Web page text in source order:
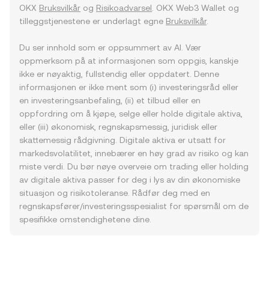
OKX Bruksvilkår og Risikoadvarsel . OKX Web3 Wallet og
tilleggstjenestene er underlagt egne Bruksvilkår.
Du ser innhold som er oppsummert av AI. Vær
oppmerksom på at informasjonen som oppgis, kanskje
ikke er nøyaktig, fullstendig eller oppdatert. Denne
informasjonen er ikke ment som (i) investeringsråd eller
en investeringsanbefaling, (ii) et tilbud eller en
oppfordring om å kjøpe, selge eller holde digitale aktiva,
eller (iii) økonomisk, regnskapsmessig, juridisk eller
skattemessig rådgivning. Digitale aktiva er utsatt for
markedsvolatilitet, innebærer en høy grad av risiko og kan
miste verdi. Du bør nøye overveie om trading eller holding
av digitale aktiva passer for deg i lys av din økonomiske
situasjon og risikotoleranse. Rådfør deg med en
regnskapsfører/investeringsspesialist for spørsmål om de
spesifikke omstendighetene dine.